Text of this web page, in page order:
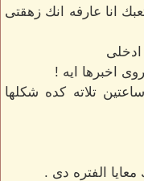
انا عارفه انك زهقتى
اخبرها ايه !
تلاته كده شكلها
الفتره دى .